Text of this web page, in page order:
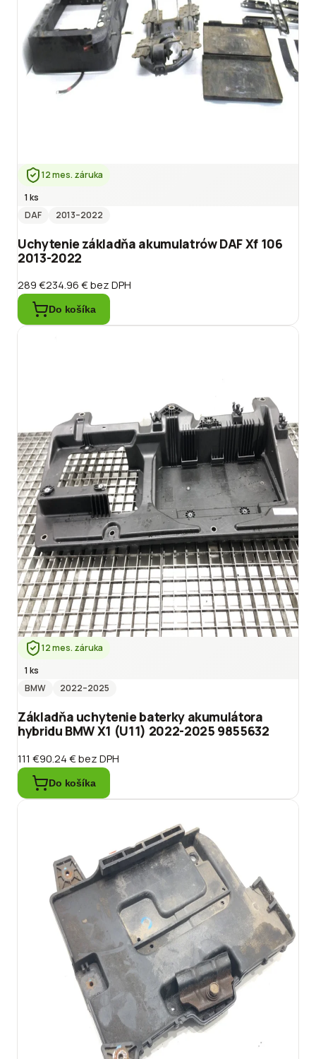
12 mes. záruka
1 ks
DAF
2013–2022
Uchytenie základňa akumulatrów DAF Xf 106
2013-2022
289 €234.96 €bez DPH
Do košíka
12 mes. záruka
1 ks
BMW
2022–2025
Základňa uchytenie baterky akumulátora
hybridu BMW X1 (U11) 2022-2025 9855632
111 €90.24 €bez DPH
Do košíka